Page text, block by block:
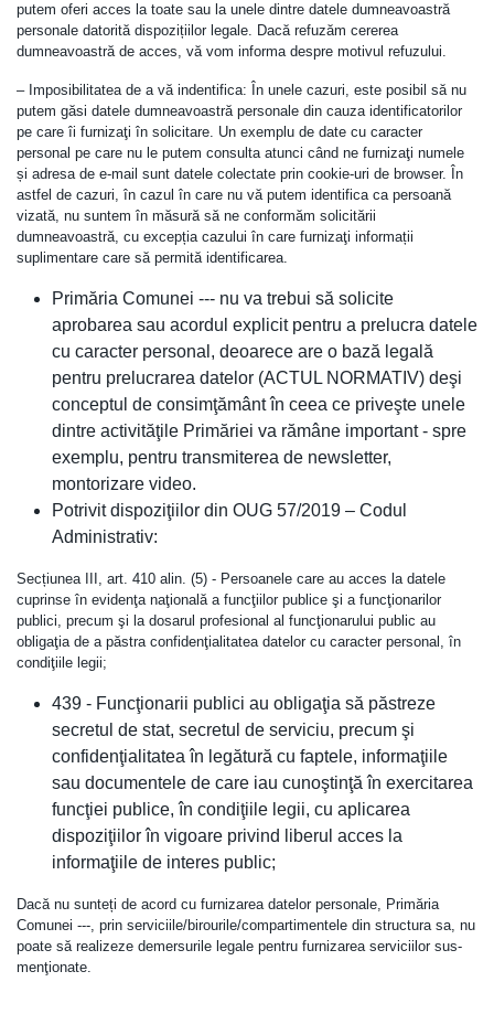
putem oferi acces la toate sau la unele dintre datele dumneavoastră
personale datorită dispozițiilor legale. Dacă refuzăm cererea
dumneavoastră de acces, vă vom informa despre motivul refuzului.
– Imposibilitatea de a vă indentifica: În unele cazuri, este posibil să nu
putem găsi datele dumneavoastră personale din cauza identificatorilor
pe care îi furnizaţi în solicitare. Un exemplu de date cu caracter
personal pe care nu le putem consulta atunci când ne furnizaţi numele
și adresa de e-mail sunt datele colectate prin cookie-uri de browser. În
astfel de cazuri, în cazul în care nu vă putem identifica ca persoană
vizată, nu suntem în măsură să ne conformăm solicitării
dumneavoastră, cu excepția cazului în care furnizaţi informații
suplimentare care să permită identificarea.
Primăria Comunei --- nu va trebui să solicite
aprobarea sau acordul explicit pentru a prelucra datele
cu caracter personal, deoarece are o bază legală
pentru prelucrarea datelor (ACTUL NORMATIV) deşi
conceptul de consimţământ în ceea ce priveşte unele
dintre activităţile Primăriei va rămâne important - spre
exemplu, pentru transmiterea de newsletter,
montorizare video.
Potrivit dispoziţiilor din OUG 57/2019 – Codul
Administrativ:
Secțiunea III, art. 410 alin. (5) - Persoanele care au acces la datele
cuprinse în evidenţa naţională a funcţiilor publice şi a funcţionarilor
publici, precum şi la dosarul profesional al funcţionarului public au
obligaţia de a păstra confidenţialitatea datelor cu caracter personal, în
condiţiile legii;
439 - Funcţionarii publici au obligaţia să păstreze
secretul de stat, secretul de serviciu, precum şi
confidenţialitatea în legătură cu faptele, informaţiile
sau documentele de care iau cunoştinţă în exercitarea
funcţiei publice, în condiţiile legii, cu aplicarea
dispoziţiilor în vigoare privind liberul acces la
informaţiile de interes public;
Dacă nu sunteți de acord cu furnizarea datelor personale, Primăria
Comunei ---, prin serviciile/birourile/compartimentele din structura sa, nu
poate să realizeze demersurile legale pentru furnizarea serviciilor sus-
menţionate.